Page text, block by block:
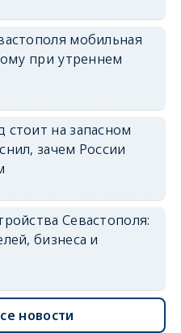
мобильная
при утреннем
на запасном
зачем России
Севастополя:
бизнеса и
новости